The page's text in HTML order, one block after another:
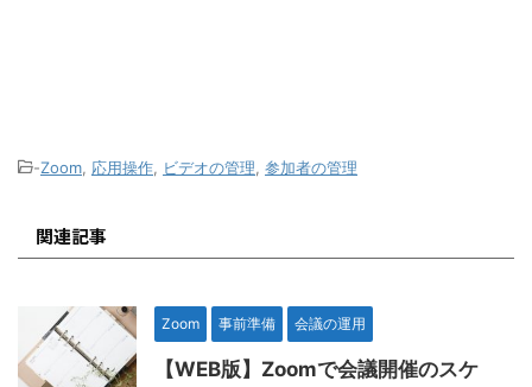
-Zoom 応用操作 ビデオの管理 参加者の管理
関連記事
Zoom 事前準備 会議の運用
【WEB版】Zoomで会議開催のスケ